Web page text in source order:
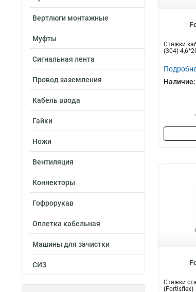
Вертлюги монтажные
Муфты
Сигнальная лента
Провод заземления
Кабель ввода
Гайки
Ножи
Вентиляция
Коннекторы
Гофрорукав
Оплетка кабельная
Машины для зачистки
СИЗ
Стяжки
(304)
Наличие:
Стяжки
(Fortisflex)